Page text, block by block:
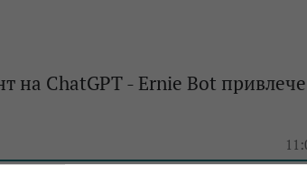
на ChatGPT - Ernie Bot